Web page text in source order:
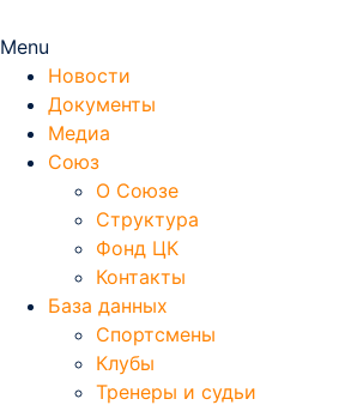
Menu
Новости
Документы
Медиа
Союз
О Союзе
Структура
Фонд ЦК
Контакты
База данных
Спортсмены
Клубы
Тренеры и судьи